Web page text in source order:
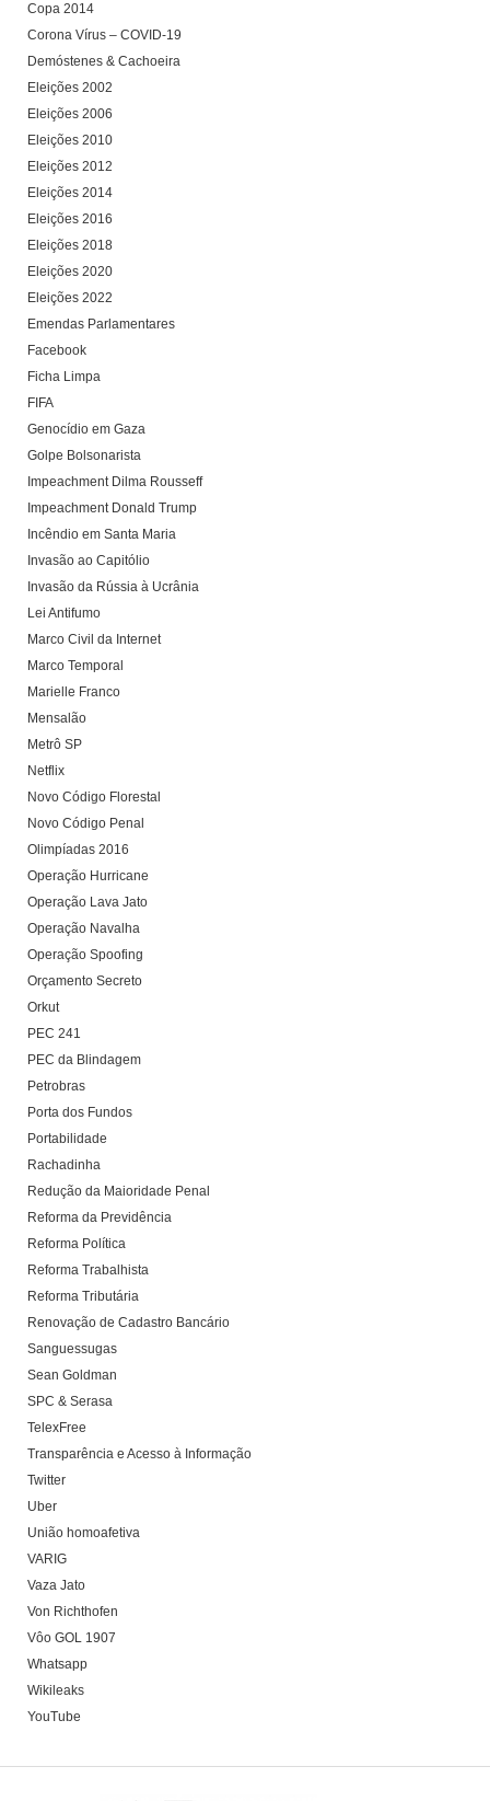
Copa 2014
Corona Vírus – COVID-19
Demóstenes & Cachoeira
Eleições 2002
Eleições 2006
Eleições 2010
Eleições 2012
Eleições 2014
Eleições 2016
Eleições 2018
Eleições 2020
Eleições 2022
Emendas Parlamentares
Facebook
Ficha Limpa
FIFA
Genocídio em Gaza
Golpe Bolsonarista
Impeachment Dilma Rousseff
Impeachment Donald Trump
Incêndio em Santa Maria
Invasão ao Capitólio
Invasão da Rússia à Ucrânia
Lei Antifumo
Marco Civil da Internet
Marco Temporal
Marielle Franco
Mensalão
Metrô SP
Netflix
Novo Código Florestal
Novo Código Penal
Olimpíadas 2016
Operação Hurricane
Operação Lava Jato
Operação Navalha
Operação Spoofing
Orçamento Secreto
Orkut
PEC 241
PEC da Blindagem
Petrobras
Porta dos Fundos
Portabilidade
Rachadinha
Redução da Maioridade Penal
Reforma da Previdência
Reforma Política
Reforma Trabalhista
Reforma Tributária
Renovação de Cadastro Bancário
Sanguessugas
Sean Goldman
SPC & Serasa
TelexFree
Transparência e Acesso à Informação
Twitter
Uber
União homoafetiva
VARIG
Vaza Jato
Von Richthofen
Vôo GOL 1907
Whatsapp
Wikileaks
YouTube